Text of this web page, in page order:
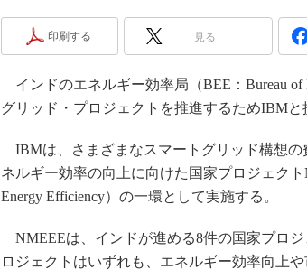
印刷する 見る
インドのエネルギー効率局（BEE：Bureau of
グリッド・プロジェクトを推進するためIBMと
IBMは、さまざまなスマートグリッド構想
ネルギー効率の向上に向けた国家プロジェクト
Energy Efficiency）の一環として実施する。
NMEEEは、インドが進める8件の国家プロ
ロジェクトはいずれも、エネルギー効率向上